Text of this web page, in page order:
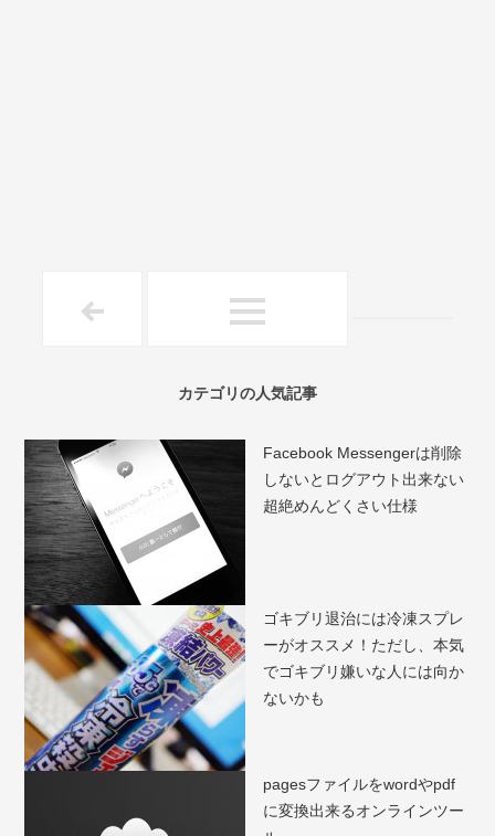
カテゴリの人気記事
Facebook Messengerは削除
しないとログアウト出来ない
超絶めんどくさい仕様
ゴキブリ退治には冷凍スプレ
ーがオススメ！ただし、本気
でゴキブリ嫌いな人には向か
ないかも
pagesファイルをwordやpdf
に変換出来るオンラインツー